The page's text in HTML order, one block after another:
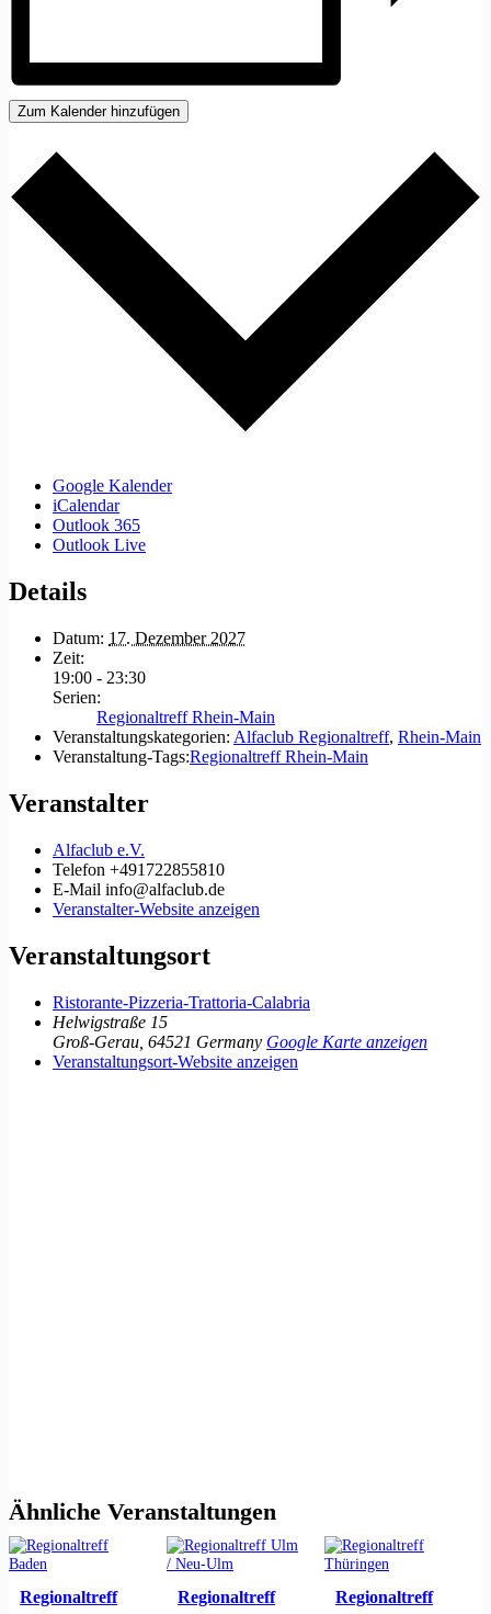
Zum Kalender hinzufügen
Google Kalender
iCalendar
Outlook 365
Outlook Live
Details
Datum: 17. Dezember 2027
Zeit:
19:00 - 23:30
Serien:
Regionaltreff Rhein-Main
Veranstaltungskategorien: Alfaclub Regionaltreff, Rhein-Main
Veranstaltung-Tags:Regionaltreff Rhein-Main
Veranstalter
Alfaclub e.V.
Telefon +491722855810
E-Mail info@alfaclub.de
Veranstalter-Website anzeigen
Veranstaltungsort
Ristorante-Pizzeria-Trattoria-Calabria
Helwigstraße 15
Groß-Gerau 64521 Germany Google Karte anzeigen
Veranstaltungsort-Website anzeigen
Ähnliche Veranstaltungen
Regionaltreff
Regionaltreff
Regionaltreff